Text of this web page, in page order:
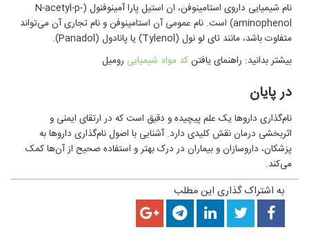
نام شیمیایی داروی استامینوفن، ان استیل پارا آمینوفنول (N-acetyl-p-
aminophenol) است. نام عمومی آن استامینوفن و نام تجاری آن می‌تواند
متفاوت باشد، مانند تای لو نول (Tylenol) یا پانادول (Panadol
).
بیشتر بدانید: راهنمای یافتنکد مواد شیمیایی رومیل
در پایان
نام‌گذاری داروها یک علم پیچیده و دقیق است که در ارتقای ایمنی و
اثربخشی درمان نقش کلیدی دارد. آشنایی با اصول نام‌گذاری داروها به
پزشکان، داروسازان و بیماران در درک بهتر و استفاده صحیح از آن‌ها کمک
می‌کند.
به اشتراک گذاری این مطلب